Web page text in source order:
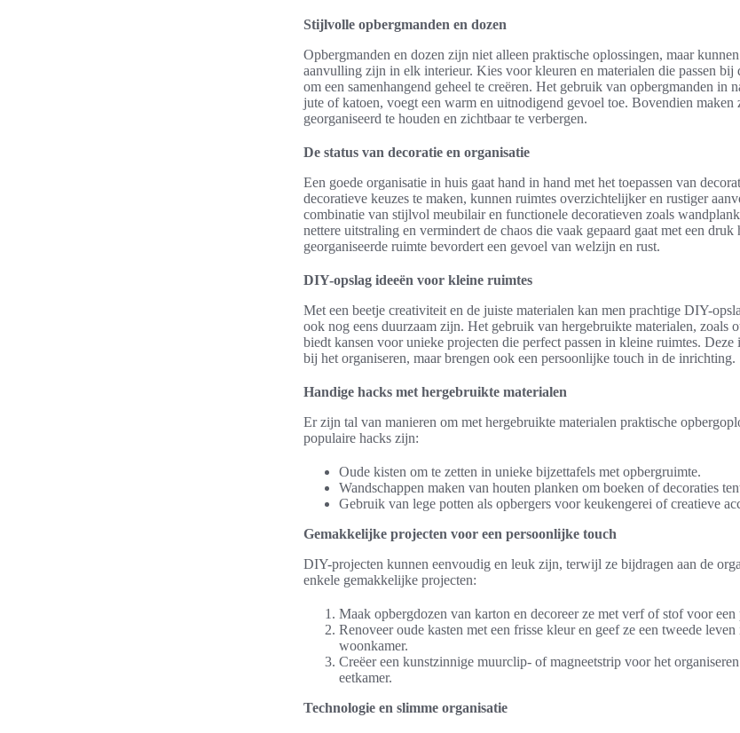
Stijlvolle opbergmanden en dozen
Opbergmanden en dozen zijn niet alleen praktische oplossingen, maar
aanvulling zijn in elk interieur. Kies voor kleuren en materialen die passen bij
om een samenhangend geheel te creëren. Het gebruik van opbergmanden in
jute of katoen, voegt een warm en uitnodigend gevoel toe. Bovendien maken
georganiseerd te houden en zichtbaar te verbergen.
De status van decoratie en organisatie
Een goede organisatie in huis gaat hand in hand met het toepassen van
decoratieve keuzes te maken, kunnen ruimtes overzichtelijker en rustiger
combinatie van stijlvol meubilair en functionele decoratieven zoals
nettere uitstraling en vermindert de chaos die vaak gepaard gaat met een
georganiseerde ruimte bevordert een gevoel van welzijn en rust.
DIY-opslag ideeën voor kleine ruimtes
Met een beetje creativiteit en de juiste materialen kan men prachtige DIY-
ook nog eens duurzaam zijn. Het gebruik van hergebruikte materialen, zoals
biedt kansen voor unieke projecten die perfect passen in kleine ruimtes. Deze
bij het organiseren, maar brengen ook een persoonlijke touch in de inrichting.
Handige hacks met hergebruikte materialen
Er zijn tal van manieren om met hergebruikte materialen praktische
populaire hacks zijn:
Oude kisten om te zetten in unieke bijzettafels met opbergruimte.
Wandschappen maken van houten planken om boeken of decoraties
Gebruik van lege potten als opbergers voor keukengerei of creatieve
Gemakkelijke projecten voor een persoonlijke touch
DIY-projecten kunnen eenvoudig en leuk zijn, terwijl ze bijdragen aan de
enkele gemakkelijke projecten:
Maak opbergdozen van karton en decoreer ze met verf of stof voor
Renoveer oude kasten met een frisse kleur en geef ze een tweede
woonkamer.
Creëer een kunstzinnige muurclip- of magneetstrip voor het
eetkamer.
Technologie en slimme organisatie